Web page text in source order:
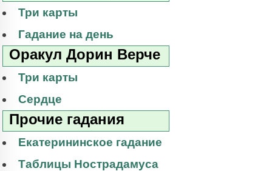
Три карты
Гадание на день
Оракул Дорин Верче
Три карты
Сердце
Прочие гадания
Екатерининское гадание
Таблицы Нострадамуса